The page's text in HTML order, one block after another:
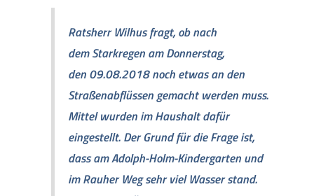
Ratsherr Wilhus fragt, ob nach
dem Starkregen am Donnerstag,
den 09.08.2018 noch etwas an den
Straßenabflüssen gemacht werden muss.
Mittel wurden im Haushalt dafür
eingestellt. Der Grund für die Frage ist,
dass am Adolph-Holm-Kindergarten und
im Rauher Weg sehr viel Wasser stand.